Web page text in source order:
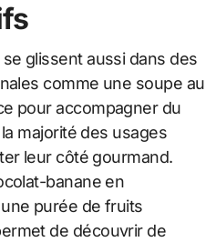
glissent aussi dans des
comme une soupe au
pour accompagner du
majorité des usages
leur côté gourmand.
banane en
purée de fruits
de découvrir de